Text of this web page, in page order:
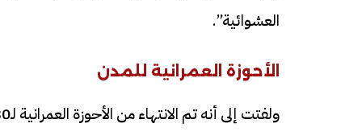
العشوائية”.
الأحوزة العمرانية للمدن
ولفتت إلى أنه تم الانتهاء من الأحوزة العمرانية لـ230 مدينة بنسبة 100% من إجمالي عدد المدن.